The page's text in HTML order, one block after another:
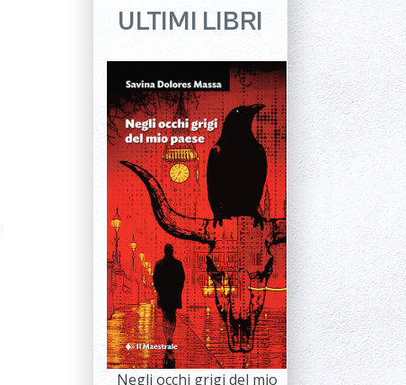
ULTIMI LIBRI
Negli occhi grigi del mio